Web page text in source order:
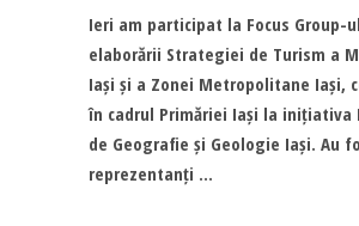
Ieri am participat la Focus Group-
elaborării Strategiei de Turism a
Iași și a Zonei Metropolitane Iași,
în cadrul Primăriei Iași la inițiativa
de Geografie și Geologie Iași. Au
reprezentanți